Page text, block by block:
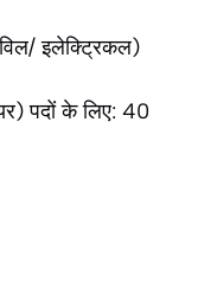
इलेक्ट्रिकल)
पदों के लिए: 40